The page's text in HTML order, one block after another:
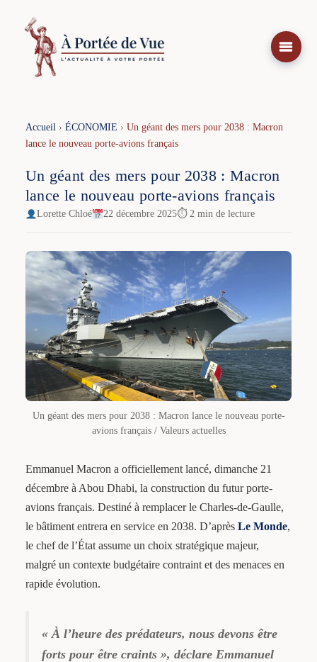
contenu
Accueil› ÉCONOMIE › Un géant des mers pour 2038 : Macron
lance le nouveau porte-avions français
Un géant des mers pour 2038 : Macron
lance le nouveau porte-avions français
Lorette Chloé 22 décembre 2025⏱ 2 min de lecture
Un géant des mers pour 2038 : Macron lance le nouveau porte-
avions français / Valeurs actuelles
Emmanuel Macron a officiellement lancé, dimanche 21
décembre à Abou Dhabi, la construction du futur porte-
avions français. Destiné à remplacer le Charles-de-Gaulle,
le bâtiment entrera en service en 2038. D’après Le Monde,
le chef de l’État assume un choix stratégique majeur,
malgré un contexte budgétaire contraint et des menaces en
rapide évolution.
« À l’heure des prédateurs, nous devons être
forts pour être craints », déclare Emmanuel